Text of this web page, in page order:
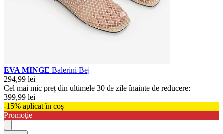
EVA MINGE Balerini Bej
294,99 lei
Cel mai mic preț din ultimele 30 de zile înainte de reducere:
399,99 lei
-15% aplicat în coș
Promoţie